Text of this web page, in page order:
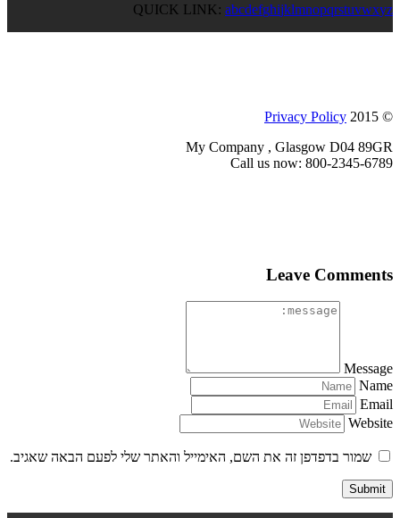
QUICK LINK: abcdefghijklmnopqrstuvwxyz
© 2015
Privacy Policy
My Company , Glasgow D04 89GR
Call us now: 800-2345-6789
Leave Comments
Message
Name
Email
Website
שמור בדפדפן זה את השם, האימייל והאתר שלי לפעם הבאה שאגיב.